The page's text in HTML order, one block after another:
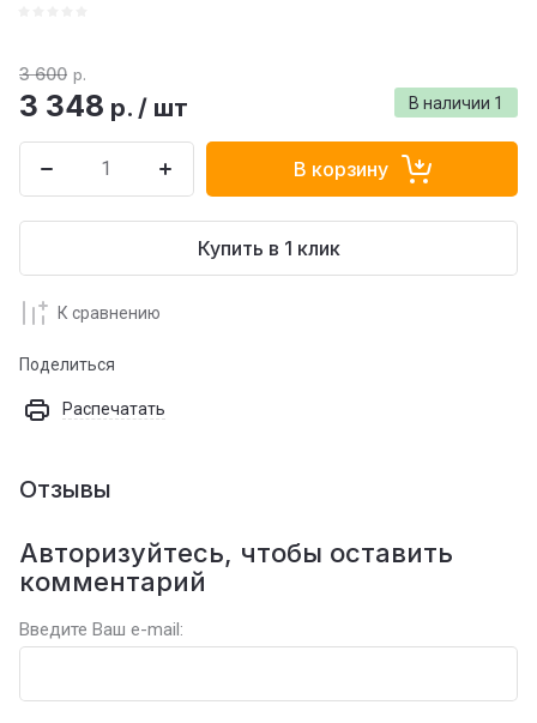
В наличии 1
3 600 р.
3 348 р. / шт
В корзину
Купить в 1 клик
К сравнению
Поделиться
Распечатать
Отзывы
Авторизуйтесь, чтобы оставить
комментарий
Введите Ваш e-mail: